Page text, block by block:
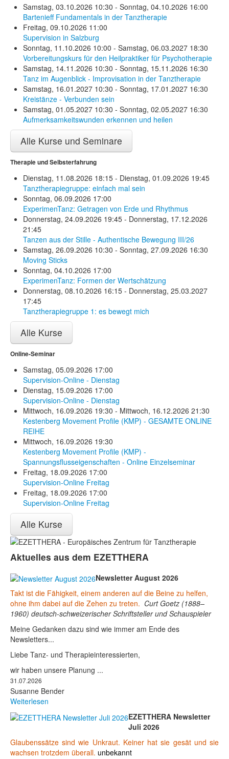
Samstag, 03.10.2026 10:30 - Sonntag, 04.10.2026 16:00
Bartenieff Fundamentals in der Tanztherapie
Freitag, 09.10.2026 11:00
Supervision in Salzburg
Sonntag, 11.10.2026 10:00 - Samstag, 06.03.2027 18:30
Vorbereitungskurs für den Heilpraktiker für Psychotherapie
Samstag, 14.11.2026 10:30 - Sonntag, 15.11.2026 16:30
Tanz im Augenblick - Improvisation in der Tanztherapie
Samstag, 16.01.2027 10:30 - Sonntag, 17.01.2027 16:30
Kreistänze - Verbunden sein
Samstag, 01.05.2027 10:30 - Sonntag, 02.05.2027 16:30
Aufmerksamkeitswunden erkennen und heilen
Alle Kurse und Seminare
Therapie und Selbsterfahrung
Dienstag, 11.08.2026 18:15 - Dienstag, 01.09.2026 19:45
Tanztherapiegruppe: einfach mal sein
Sonntag, 06.09.2026 17:00
ExperimenTanz: Getragen von Erde und Rhythmus
Donnerstag, 24.09.2026 19:45 - Donnerstag, 17.12.2026
21:45
Tanzen aus der Stille - Authentische Bewegung III/26
Samstag, 26.09.2026 10:30 - Sonntag, 27.09.2026 16:30
Moving Sticks
Sonntag, 04.10.2026 17:00
ExperimenTanz: Formen der Wertschätzung
Donnerstag, 08.10.2026 16:15 - Donnerstag, 25.03.2027
17:45
Tanztherapiegruppe 1: es bewegt mich
Alle Kurse
Online-Seminar
Samstag, 05.09.2026 17:00
Supervision-Online - Dienstag
Dienstag, 15.09.2026 17:00
Supervision-Online - Dienstag
Mittwoch, 16.09.2026 19:30 - Mittwoch, 16.12.2026 21:30
Kestenberg Movement Profile (KMP) - GESAMTE ONLINE
REIHE
Mittwoch, 16.09.2026 19:30
Kestenberg Movement Profile (KMP) -
Spannungsflusseigenschaften - Online Einzelseminar
Freitag, 18.09.2026 17:00
Supervision-Online Freitag
Freitag, 18.09.2026 17:00
Supervision-Online Freitag
Alle Kurse
Aktuelles aus dem EZETTHERA
Newsletter August 2026
Takt ist die Fähigkeit, einem anderen auf die Beine zu helfen,
ohne ihm dabei auf die Zehen zu treten. Curt Goetz (1888–
1960) deutsch-schweizerischer Schriftsteller und Schauspieler
Meine Gedanken dazu sind wie immer am Ende des
Newsletters...
Liebe Tanz- und Therapieinteressierten,
wir haben unsere Planung ...
31.07.2026
Susanne Bender
Weiterlesen
EZETTHERA Newsletter
Juli 2026
Glaubenssätze sind wie Unkraut. Keiner hat sie gesät und sie
wachsen trotzdem überall. unbekannt